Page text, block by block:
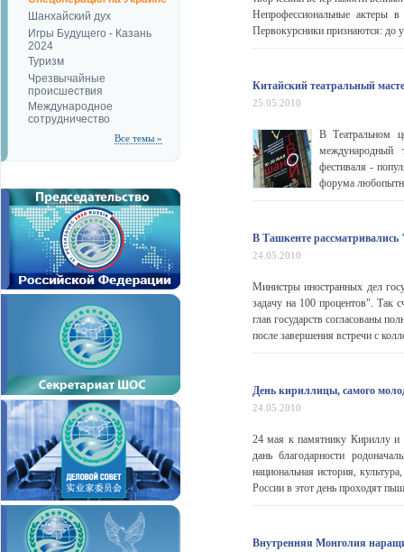
Шанхайский дух
Игры Будущего - Казань
2024
Туризм
Чрезвычайные
происшествия
Международное
сотрудничество
Все темы »
Непрофессиональные актеры
Первокурсники признаются: до
Китайский театральный
25.05.2010
В Театральном
международный
фестиваля -
форума
В Ташкенте
24.05.2010
Министры иностранных дел
задачу на 100 процентов". Так
глав государств согласованы
после завершения встречи с
День кириллицы, самого
24.05.2010
24 мая к памятнику Кириллу
дань благодарности
национальная история,
России в этот день проходят
Внутренняя Монголия